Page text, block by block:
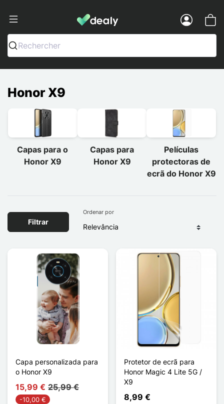
Dealy - Capas e acessórios para
Rechercher
Honor X9
Capas para o
Honor X9
Capas para
Honor X9
Películas
protectoras de
ecrã do Honor X9
Filtrar
Ordenar por
Capa personalizada para
o Honor X9
15,99 € 25,99 €
-10,00 €
Protetor de ecrã para
Honor Magic 4 Lite 5G /
X9
8,99 €